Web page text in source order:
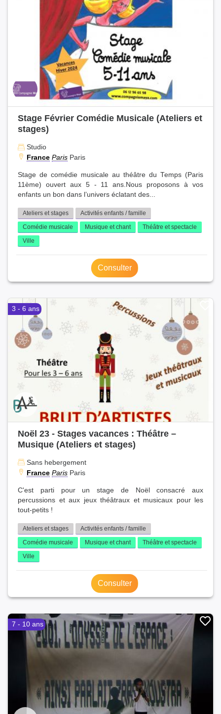
Stage Février Comédie Musicale (Ateliers et
stages)
Studio
France Paris Paris
Stage de comédie musicale au théâtre du Temps (Paris
11ème) ouvert aux 5 - 11 ans.Nous proposons à vos
enfants un bon dans l’univers éclatant des...
Ateliers et stages
Activités enfants / famille
Comédie musicale
Musique et chant
Théâtre et spectacle
Ville
Consulter
3 - 6 ans
Noël 23 - Stages vacances : Théâtre –
Musique (Ateliers et stages)
Sans hebergement
France Paris Paris
C'est parti pour un stage de Noël consacré aux
percussions et aux jeux théâtraux et musicaux pour les
tout-petits !
Ateliers et stages
Activités enfants / famille
Comédie musicale
Musique et chant
Théâtre et spectacle
Ville
Consulter
7 - 10 ans